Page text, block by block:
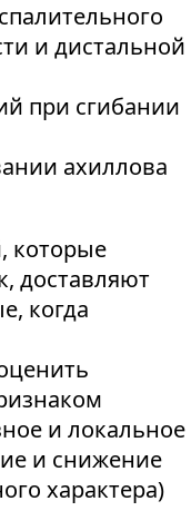
и дистальной
при сгибании
ахиллова
которые
доставляют
когда
и локальное
и снижение
характера)